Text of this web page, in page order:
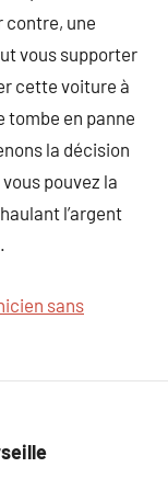
contre, une
vous supporter
cette voiture à
tombe en panne
la décision
pouvez la
l’argent
sans